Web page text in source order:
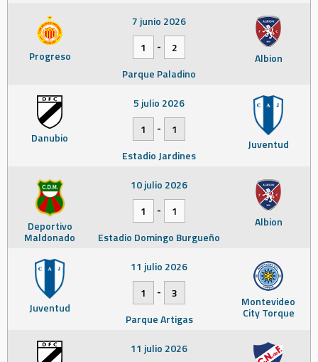
Progreso Albion
7 junio 2026
1
-
2
Parque Paladino
Danubio Juventud
5 julio 2026
1
-
1
Estadio Jardines
Deportivo
Maldonado
Albion
10 julio 2026
1
-
1
Estadio Domingo Burgueño
Juventud Montevideo
City Torque
11 julio 2026
1
-
3
Parque Artigas
11 julio 2026